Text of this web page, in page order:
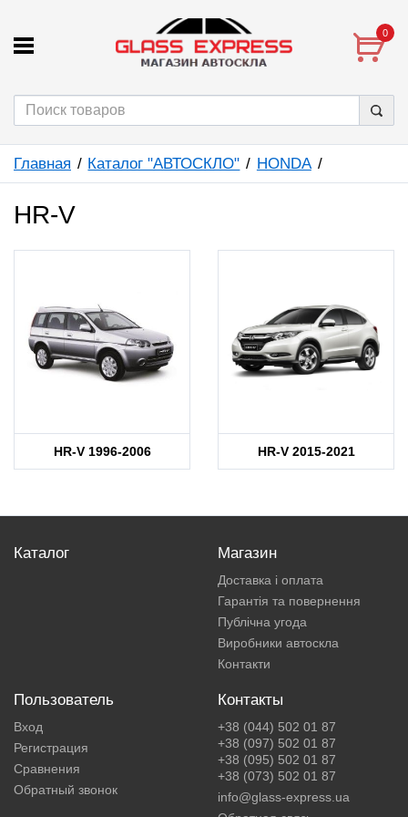
0
Главная Каталог "АВТОСКЛО" HONDA
HR-V
HR-V 1996-2006 HR-V 2015-2021
Каталог Магазин
Доставка і оплата
Гарантія та повернення
Публічна угода
Виробники автоскла
Контакти
Пользователь
Вход
Регистрация
Сравнения
Обратный звонок
Контакты
+38 (044) 502 01 87
+38 (097) 502 01 87
+38 (095) 502 01 87
+38 (073) 502 01 87
info@glass-express.ua